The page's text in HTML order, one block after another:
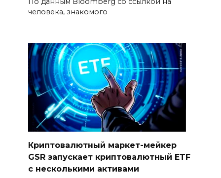
человека, знакомого
Криптовалютный маркет-мейкер
GSR запускает криптовалютный ETF
с несколькими активами